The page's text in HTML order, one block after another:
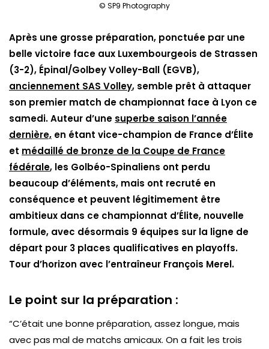
© SP9 Photography
Après une grosse préparation, ponctuée par une
belle victoire face aux Luxembourgeois de Strassen
(3-2), Épinal/Golbey Volley-Ball (EGVB),
anciennement SAS Volley, semble prêt à attaquer
son premier match de championnat face à Lyon ce
samedi. Auteur d’une superbe saison l’année
dernière, en étant vice-champion de France d’Élite
et médaillé de bronze de la Coupe de France
fédérale, les Golbéo-Spinaliens ont perdu
beaucoup d’éléments, mais ont recruté en
conséquence et peuvent légitimement être
ambitieux dans ce championnat d’Élite, nouvelle
formule, avec désormais 9 équipes sur la ligne de
départ pour 3 places qualificatives en playoffs.
Tour d’horizon avec l’entraîneur François Merel.
Le point sur la préparation :
“C’était une bonne préparation, assez longue, mais
avec pas mal de matchs amicaux. On a fait les trois